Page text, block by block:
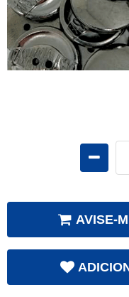
AVISE-